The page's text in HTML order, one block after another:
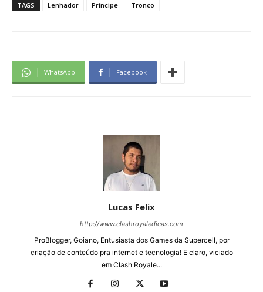
TAGS Lenhador Príncipe Tronco
WhatsApp Facebook
Lucas Felix
http://www.clashroyaledicas.com
ProBlogger, Goiano, Entusiasta dos Games da Supercell, por
criação de conteúdo pra internet e tecnologia! E claro, viciado
em Clash Royale...